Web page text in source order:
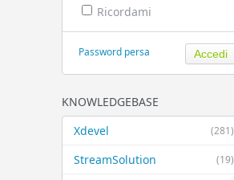
Ricordami
Password persa
KNOWLEDGEBASE
(281)
Xdevel
(19)
StreamSolution